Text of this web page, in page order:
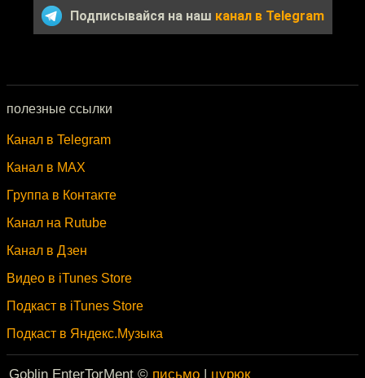
Подписывайся на наш канал в Telegram
полезные ссылки
Канал в Telegram
Канал в MAX
Группа в Контакте
Канал на Rutube
Канал в Дзен
Видео в iTunes Store
Подкаст в iTunes Store
Подкаст в Яндекс.Музыка
Goblin EnterTorMent © письмо | цурюк